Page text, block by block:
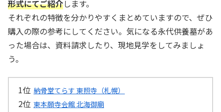
形式にてご紹介します。
それぞれの特徴を分かりやすくまとめていますので、ぜひ
購入の際の参考にしてください。気になる永代供養墓があ
った場合は、資料請求したり、現地見学をしてみましょ
う。
納骨堂てらす 東照寺（札幌）
東本願寺会館 北海御廟